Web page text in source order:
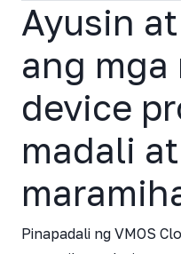
Ayusin
ang mga
device
madali at
Pinapadali ng VMOS